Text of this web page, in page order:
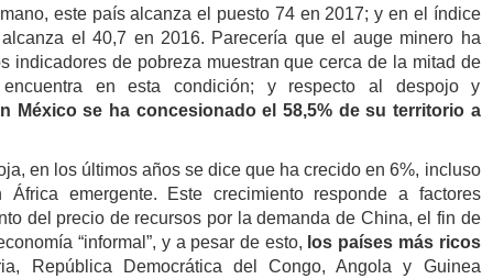
este país alcanza el puesto 74 en 2017; y en el índice
el 40,7 en 2016. Parecería que el auge minero ha
indicadores de pobreza muestran que cerca de la mitad de
en esta condición; y respecto al despojo y
México se ha concesionado el 58,5% de su territorio a
en los últimos años se dice que ha crecido en 6%, incluso
emergente. Este crecimiento responde a factores
del precio de recursos por la demanda de China, el fin de
“informal”, y a pesar de esto, los países más ricos
República Democrática del Congo, Angola y Guinea